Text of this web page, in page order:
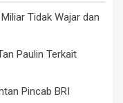
Tidak Wajar dan
Paulin Terkait
Pincab BRI